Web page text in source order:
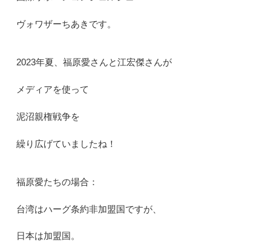
ヴォワザーちあきです。
2023年夏、福原愛さんと江宏傑さんが
メディアを使って
泥沼親権戦争を
繰り広げていましたね！
福原愛たちの場合：
台湾はハーグ条約非加盟国ですが、
日本は加盟国。